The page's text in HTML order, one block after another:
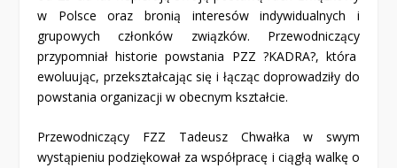
w Polsce oraz bronią interesów indywidualnych i
grupowych członków związków. Przewodniczący
przypomniał historie powstania PZZ ?KADRA?, która
ewoluując, przekształcając się i łącząc doprowadziły do
powstania organizacji w obecnym kształcie.
Przewodniczący FZZ Tadeusz Chwałka w swym
wystąpieniu podziękował za współpracę i ciągłą walkę o